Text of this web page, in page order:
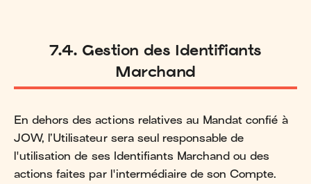
7.4. Gestion des Identifiants
Marchand
En dehors des actions relatives au Mandat confié à
JOW, l’Utilisateur sera seul responsable de
l'utilisation de ses Identifiants Marchand ou des
actions faites par l'intermédiaire de son Compte.